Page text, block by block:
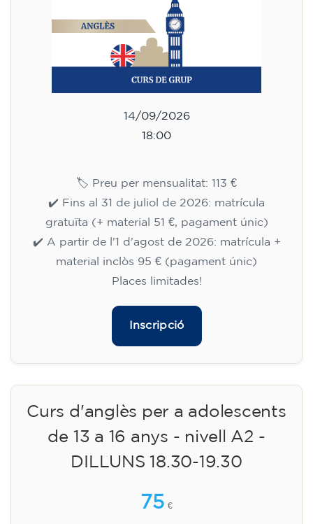
✔️ Fins al 31 de juliol de 2026: matrícula
gratuïta (+ material 51 €, pagament únic)
✔️ A partir de l'1 d'agost de 2026: matrícula +
Places limitades!
Inscripció
Curs d'anglès per a adolescents
de 13 a 16 anys - nivell A2 -
DIMARTS 17.30-18.30 h
17:30